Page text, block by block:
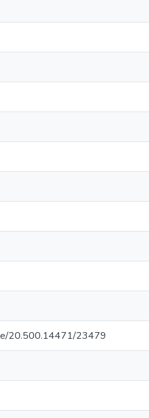
20.500.14471/23479